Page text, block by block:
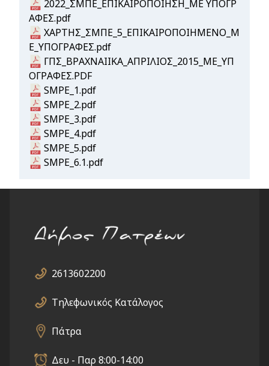
Document
2022_ΣΜΠΕ_ΕΠΙΚΑΙΡΟΠΟΙΗΣΗ_ΜΕ ΥΠΟΓΡ
ΑΦΕΣ.pdf
Document
ΧΑΡΤΗΣ_ΣΜΠΕ_5_ΕΠΙΚΑΙΡΟΠΟΙΗΜΕΝΟ_Μ
Ε_ΥΠΟΓΡΑΦΕΣ.pdf
Document
ΓΠΣ_ΒΡΑΧΝΑΙΙΚΑ_ΑΠΡΙΛΙΟΣ_2015_ΜΕ_ΥΠ
ΟΓΡΑΦΕΣ.PDF
Document
SMPE_1.pdf
Document
SMPE_2.pdf
Document
SMPE_3.pdf
Document
SMPE_4.pdf
Document
SMPE_5.pdf
Document
SMPE_6.1.pdf
2613602200
Τηλεφωνικός Κατάλογος
Πάτρα
Δευ - Παρ 8:00-14:00